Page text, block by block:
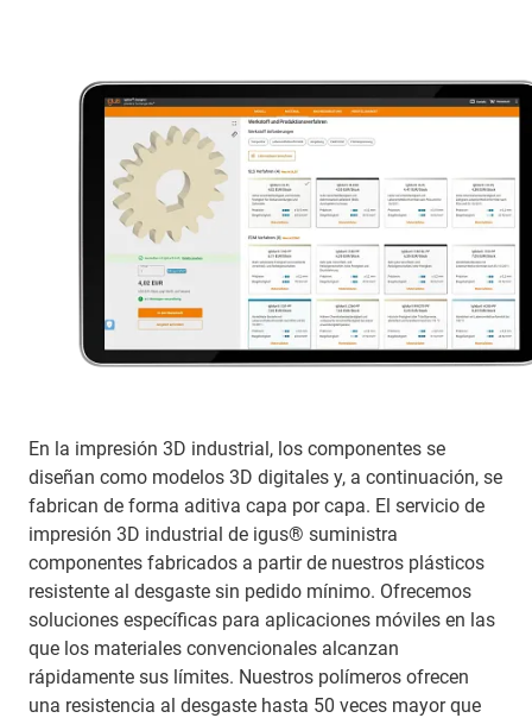
En la impresión 3D industrial, los componentes se
diseñan como modelos 3D digitales y, a continuación, se
fabrican de forma aditiva capa por capa. El servicio de
impresión 3D industrial de igus® suministra
componentes fabricados a partir de nuestros plásticos
resistente al desgaste sin pedido mínimo. Ofrecemos
soluciones específicas para aplicaciones móviles en las
que los materiales convencionales alcanzan
rápidamente sus límites. Nuestros polímeros ofrecen
una resistencia al desgaste hasta 50 veces mayor que